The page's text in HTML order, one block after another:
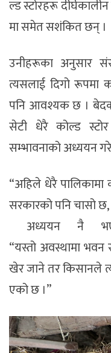
ल्ड स्टोरहरू
मा समेत सशंकित छन् ।
उनीहरूका अनुसार
त्यसलाई दिगो रूपमा
पनि आवश्यक छ ।
सेटी धेरै कोल्ड
सम्भावनाको अध्ययन
“अहिले धेरै पालिकामा
सरकारको पनि चासो
अध्ययन नै
“यस्तो अवस्थामा
खेर जाने तर किसानले
एको छ ।”